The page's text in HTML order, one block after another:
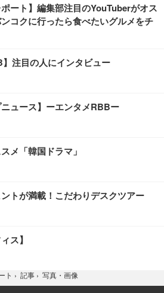
ポート】編集部注目のYouTuberがオス
コクに行ったら食べたいグルメをチ
】注目の人にインタビュー
ニュース】ーエンタメRBBー
メ「韓国ドラマ」
トが満載！こだわりデスクツアー
ス】
ト › 記事 › 写真・画像